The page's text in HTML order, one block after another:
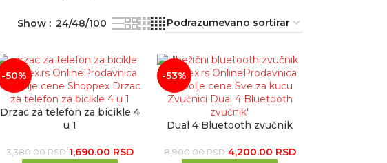
Show 24/48/100
-50%
Drzac za telefon za bicikle 4
u 1
3,380.00RSD 1,690.00 RSD
-53%
Dual 4 Bluetooth zvučnik
8,900.00RSD 4,200.00 RSD